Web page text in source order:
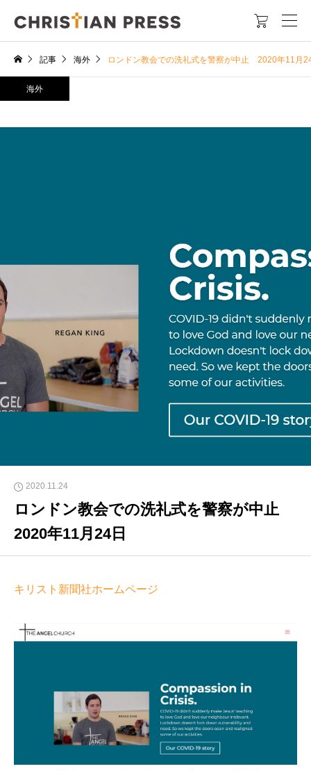

記事 海外 ロンドン教会での洗礼式を警察が中止 2020年11月
海外
2020.11.24
ロンドン教会での洗礼式を警察が中止
2020年11月24日
キリスト新聞社ホームページ